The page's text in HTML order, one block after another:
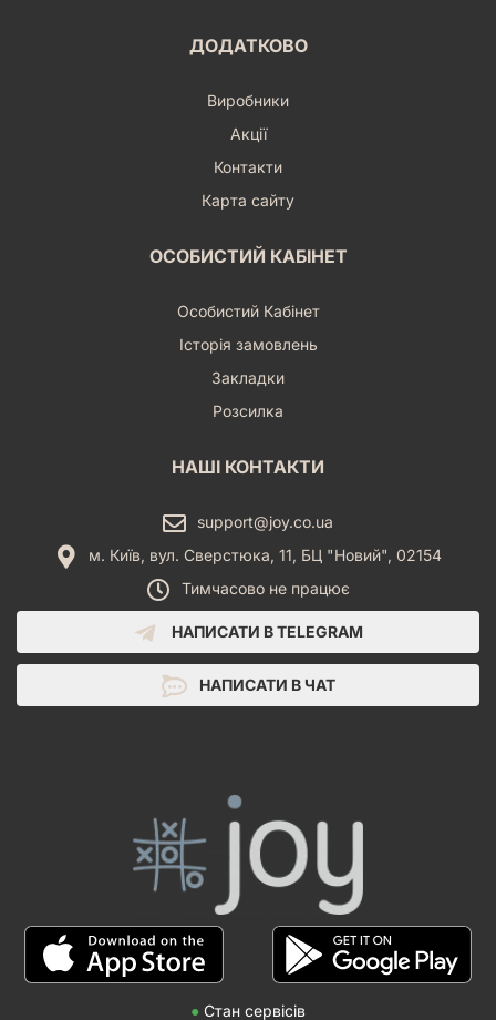
ДОДАТКОВО
Виробники
Акції
Контакти
Карта сайту
ОСОБИСТИЙ КАБІНЕТ
Особистий Кабінет
Історія замовлень
Закладки
Розсилка
НАШІ КОНТАКТИ
support@joy.co.ua
м. Київ, вул. Сверстюка, 11, БЦ "Новий", 02154
Тимчасово не працює
НАПИСАТИ В TELEGRAM
НАПИСАТИ В ЧАТ
● Стан сервісів